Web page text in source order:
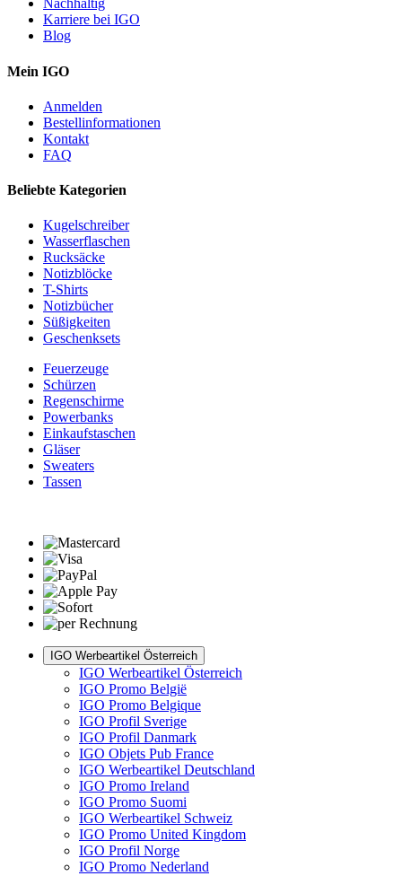
Nachhaltig
Karriere bei IGO
Blog
Mein IGO
Anmelden
Bestellinformationen
Kontakt
FAQ
Beliebte Kategorien
Kugelschreiber
Wasserflaschen
Rucksäcke
Notizblöcke
T-Shirts
Notizbücher
Süßigkeiten
Geschenksets
Feuerzeuge
Schürzen
Regenschirme
Powerbanks
Einkaufstaschen
Gläser
Sweaters
Tassen
IGO Werbeartikel Österreich
IGO Werbeartikel Österreich
IGO Promo België
IGO Promo Belgique
IGO Profil Sverige
IGO Profil Danmark
IGO Objets Pub France
IGO Werbeartikel Deutschland
IGO Promo Ireland
IGO Promo Suomi
IGO Werbeartikel Schweiz
IGO Promo United Kingdom
IGO Profil Norge
IGO Promo Nederland